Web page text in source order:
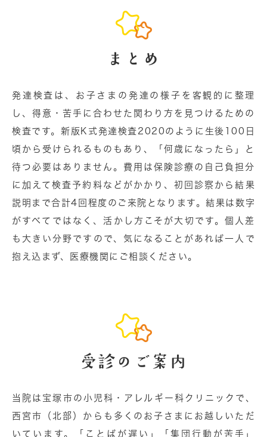
まとめ
発達検査は、お子さまの発達の様子を客観的に整理
し、得意・苦手に合わせた関わり方を見つけるための
検査です。新版K式発達検査2020のように生後100日
頃から受けられるものもあり、「何歳になったら」と
待つ必要はありません。費用は保険診療の自己負担分
に加えて検査予約料などがかかり、初回診察から結果
説明まで合計4回程度のご来院となります。結果は数字
がすべてではなく、活かし方こそが大切です。個人差
も大きい分野ですので、気になることがあれば一人で
抱え込まず、医療機関にご相談ください。
受診のご案内
当院は宝塚市の小児科・アレルギー科クリニックで、
西宮市（北部）からも多くのお子さまにお越しいただ
いています。「ことばが遅い」「集団行動が苦手」